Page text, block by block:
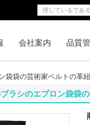
会社案内 品質
袋袋の芸術家ベルトの革
ラシのエプロン袋袋